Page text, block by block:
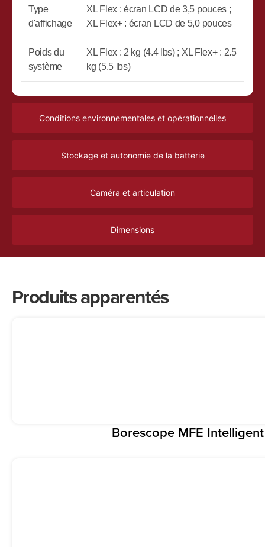
Conditions environnementales et opérationnelles
Stockage et autonomie de la batterie
Caméra et articulation
Dimensions
Type
d'affichage
XL Flex : écran LCD de 3,5 pouces ;
XL Flex+ : écran LCD de 5,0 pouces
Poids du
système
XL Flex : 2 kg (4.4 lbs) ; XL Flex+ : 2.5
kg (5.5 lbs)
Produits apparentés
Borescope MFE